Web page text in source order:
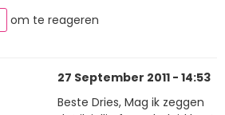
om te reageren
27 September 2011 - 14:53
Beste Dries, Mag ik zeggen